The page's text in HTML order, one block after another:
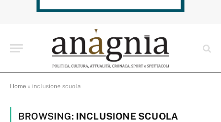
Home » inclusione scuola
BROWSING: INCLUSIONE SCUOLA